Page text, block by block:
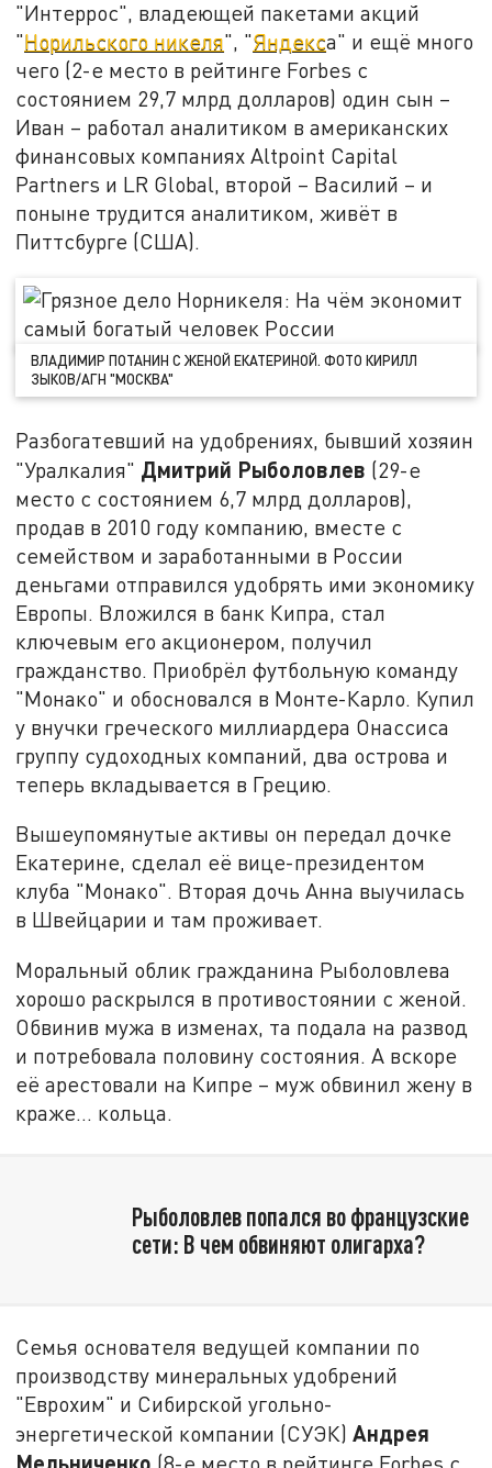
"Интеррос", владеющей пакетами акций
"Норильского никеля", "Яндекса" и ещё много
чего (2-е место в рейтинге Forbes с
состоянием 29,7 млрд долларов) один сын –
Иван – работал аналитиком в американских
финансовых компаниях Altpoint Capital
Partners и LR Global, второй – Василий – и
поныне трудится аналитиком, живёт в
Питтсбурге (США).
ВЛАДИМИР ПОТАНИН С ЖЕНОЙ ЕКАТЕРИНОЙ. ФОТО КИРИЛЛ
ЗЫКОВ/АГН "МОСКВА"
Разбогатевший на удобрениях, бывший хозяин
"Уралкалия" Дмитрий Рыболовлев (29-е
место с состоянием 6,7 млрд долларов),
продав в 2010 году компанию, вместе с
семейством и заработанными в России
деньгами отправился удобрять ими экономику
Европы. Вложился в банк Кипра, стал
ключевым его акционером, получил
гражданство. Приобрёл футбольную команду
"Монако" и обосновался в Монте-Карло. Купил
у внучки греческого миллиардера Онассиса
группу судоходных компаний, два острова и
теперь вкладывается в Грецию.
Вышеупомянутые активы он передал дочке
Екатерине, сделал её вице-президентом
клуба "Монако". Вторая дочь Анна выучилась
в Швейцарии и там проживает.
Моральный облик гражданина Рыболовлева
хорошо раскрылся в противостоянии с женой.
Обвинив мужа в изменах, та подала на развод
и потребовала половину состояния. А вскоре
её арестовали на Кипре – муж обвинил жену в
краже… кольца.
Рыболовлев попался во французские
сети: В чем обвиняют олигарха?
Семья основателя ведущей компании по
производству минеральных удобрений
"Еврохим" и Сибирской угольно-
энергетической компании (СУЭК)Андрея